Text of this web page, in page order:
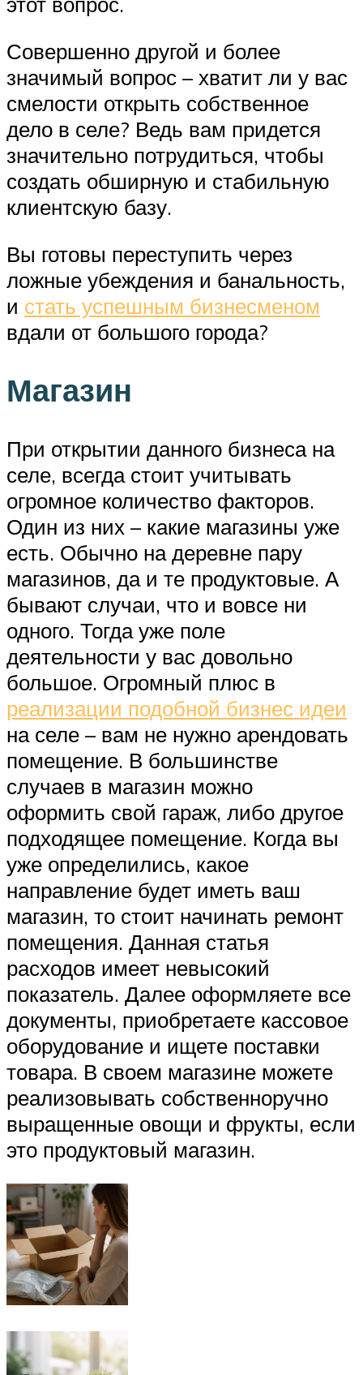
Совершенно другой и более
значимый вопрос – хватит ли у вас
смелости открыть собственное
дело в селе? Ведь вам придется
значительно потрудиться, чтобы
создать обширную и стабильную
клиентскую базу.
Вы готовы переступить через
ложные убеждения и банальность,
и стать успешным бизнесменом
вдали от большого города?
Магазин
При открытии данного бизнеса на
селе, всегда стоит учитывать
огромное количество факторов.
Один из них – какие магазины уже
есть. Обычно на деревне пару
магазинов, да и те продуктовые. А
бывают случаи, что и вовсе ни
одного. Тогда уже поле
деятельности у вас довольно
большое. Огромный плюс в
реализации подобной бизнес идеи
на селе – вам не нужно арендовать
помещение. В большинстве
случаев в магазин можно
оформить свой гараж, либо другое
подходящее помещение. Когда вы
уже определились, какое
направление будет иметь ваш
магазин, то стоит начинать ремонт
помещения. Данная статья
расходов имеет невысокий
показатель. Далее оформляете все
документы, приобретаете кассовое
оборудование и ищете поставки
товара. В своем магазине можете
реализовывать собственноручно
выращенные овощи и фрукты, если
это продуктовый магазин.